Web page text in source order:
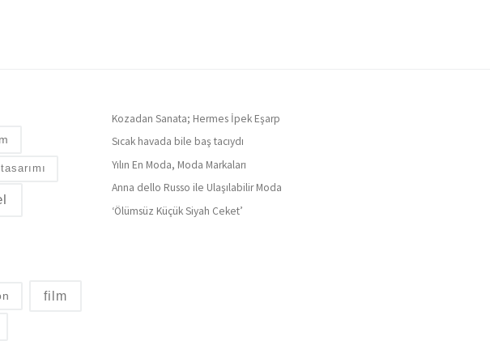
film
Kozadan Sanata; Hermes İpek Eşarp
Sıcak havada bile baş tacıydı
Yılın En Moda, Moda Markaları
Anna dello Russo ile Ulaşılabilir Moda
‘Ölümsüz Küçük Siyah Ceket’